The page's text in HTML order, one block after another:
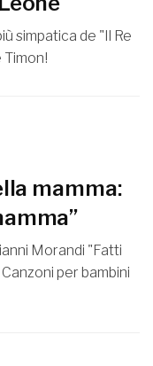
simpatica de "Il Re
Timon!
mamma:
Morandi "Fatti
per bambini